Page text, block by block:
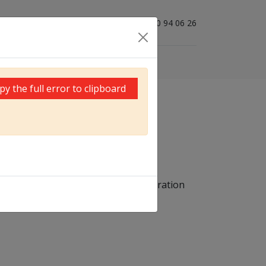
04 50 94 06 26
série dans toute la nouvelle génération
the full error to clipboard